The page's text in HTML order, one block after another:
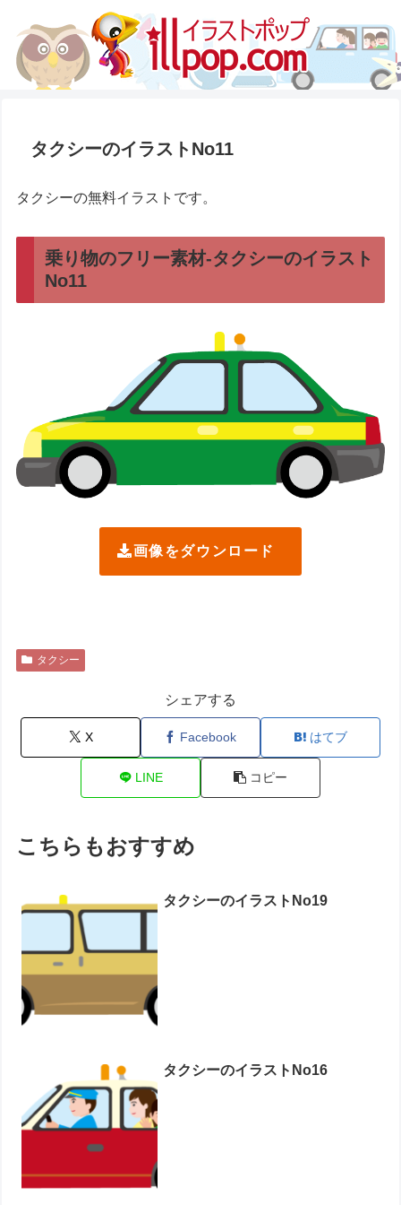
タクシーのイラストNo11
タクシーの無料イラストです。
乗り物のフリー素材-タクシーのイラスト
No11
画像をダウンロード
タクシー
シェアする
X Facebook はてブ
LINE コピー
こちらもおすすめ
タクシーのイラストNo19
タクシーのイラストNo16